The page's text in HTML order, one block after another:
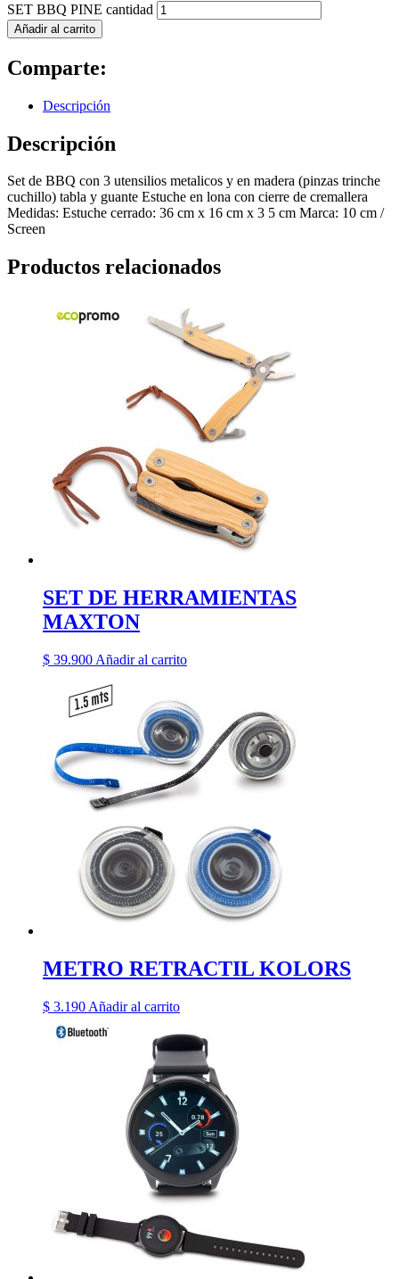
SET BBQ PINE cantidad
Añadir al carrito
Comparte:
Descripción
Descripción
Set de BBQ con 3 utensilios metalicos y en madera (pinzas trinche
cuchillo) tabla y guante Estuche en lona con cierre de cremallera
Medidas: Estuche cerrado: 36 cm x 16 cm x 3 5 cm Marca: 10 cm /
Screen
Productos relacionados
SET DE HERRAMIENTAS
MAXTON
$ 39.900 Añadir al carrito
METRO RETRACTIL KOLORS
$ 3.190 Añadir al carrito